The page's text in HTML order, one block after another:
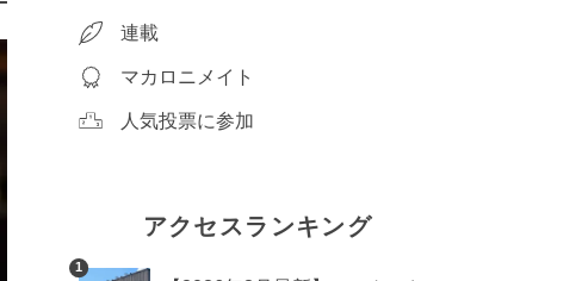
連載
マカロニメイト
人気投票に参加
アクセスランキング
1